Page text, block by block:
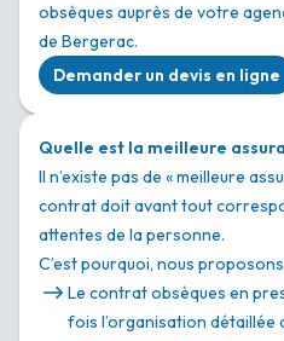
obsèques auprès de votre
de Bergerac.
Demander un devis en ligne
Quelle est la meilleure
Il n’existe pas de « meilleure
contrat doit avant tout
attentes de la personne.
C’est pourquoi, nous
Le contrat obsèques en
fois l’organisation détaillée